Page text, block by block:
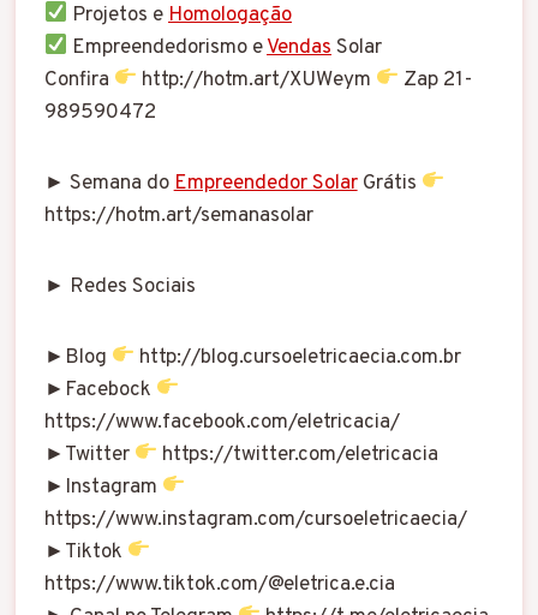
Projetos eHomologação
Empreendedorismo eVendasSolar
Confira
http://hotm.art/XUWeym
Zap 21-
989590472
► Semana doEmpreendedor SolarGrátis
https://hotm.art/semanasolar
► Redes Sociais
►Blog
http://blog.cursoeletricaecia.com.br
►Facebock
https://www.facebook.com/eletricacia/
►Twitter
https://twitter.com/eletricacia
►Instagram
https://www.instagram.com/cursoeletricaecia/
►Tiktok
https://www.tiktok.com/@eletrica.e.cia